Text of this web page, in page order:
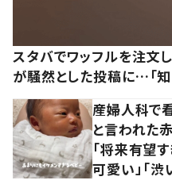
スタバでワッフルを注文
が騒然とした投稿に…「知
産婦人科で
と言われた
「将来有望
可愛い」「渋